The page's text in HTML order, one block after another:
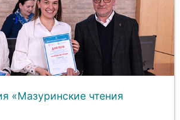
«Мазуринские чтения